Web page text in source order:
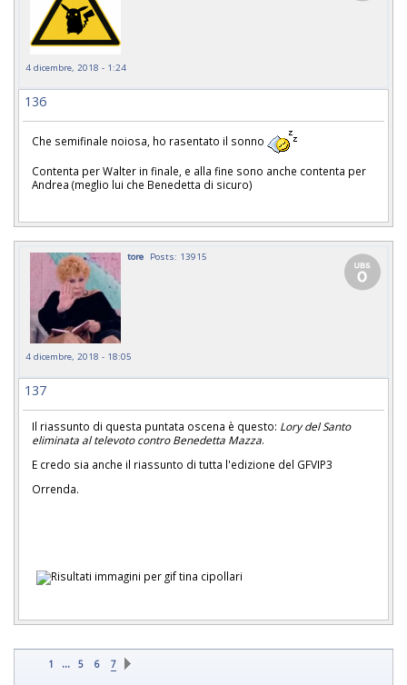
4 dicembre, 2018 - 1:24
136
Che semifinale noiosa, ho rasentato il sonno
Contenta per Walter in finale, e alla fine sono anche contenta per
Andrea (meglio lui che Benedetta di sicuro)
tore Posts: 13915
4 dicembre, 2018 - 18:05
137
Il riassunto di questa puntata oscena è questo: Lory del Santo
eliminata al televoto contro Benedetta Mazza.
E credo sia anche il riassunto di tutta l'edizione del GFVIP3
Orrenda.
1 ... 5 6 7